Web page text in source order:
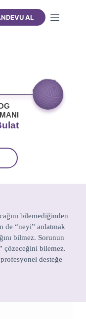
AL
bilemediğinden
de “neyi” anlatmak
bilmez. Sorunun
çözeceğini bilemez.
desteğe